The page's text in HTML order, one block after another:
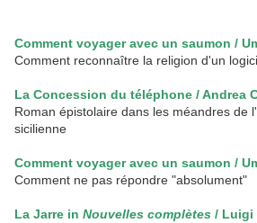
Comment voyager avec un saumon /
Comment reconnaître la religion d'un
La Concession du téléphone / Andrea
Roman épistolaire dans les méandres de
sicilienne
Comment voyager avec un saumon /
Comment ne pas répondre "absolument"
La Jarre in Nouvelles complètes / Luigi